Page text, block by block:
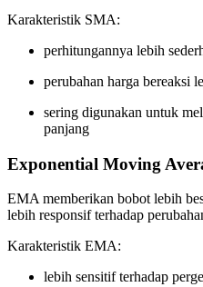
Karakteristik SMA:
perhitungannya lebih
perubahan harga bereaksi
sering digunakan untuk
panjang
Exponential Moving
EMA memberikan bobot lebih
lebih responsif terhadap
Karakteristik EMA:
lebih sensitif terhadap